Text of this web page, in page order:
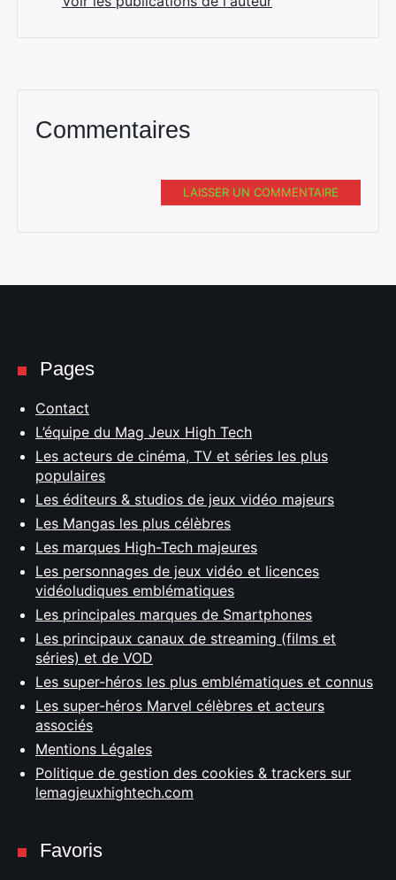
Commentaires
LAISSER UN COMMENTAIRE
Pages
Contact
L’équipe du Mag Jeux High Tech
Les acteurs de cinéma, TV et séries les plus
populaires
Les éditeurs & studios de jeux vidéo majeurs
Les Mangas les plus célèbres
Les marques High-Tech majeures
Les personnages de jeux vidéo et licences
vidéoludiques emblématiques
Les principales marques de Smartphones
Les principaux canaux de streaming (films et
séries) et de VOD
Les super-héros les plus emblématiques et connus
Les super-héros Marvel célèbres et acteurs
associés
Mentions Légales
Politique de gestion des cookies & trackers sur
lemagjeuxhightech.com
Favoris